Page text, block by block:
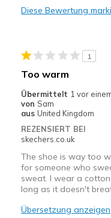
View On Shoes
I'm
Diese Bewertung
1
Too warm
Übermittelt 1 vor
von Sam
aus United Kingdom
REZENSIERT BEI
skechers.co.uk
The shoe is way too
for someone who
sweat. I wear a
long as it doesn't
Übersetzung anzeigen